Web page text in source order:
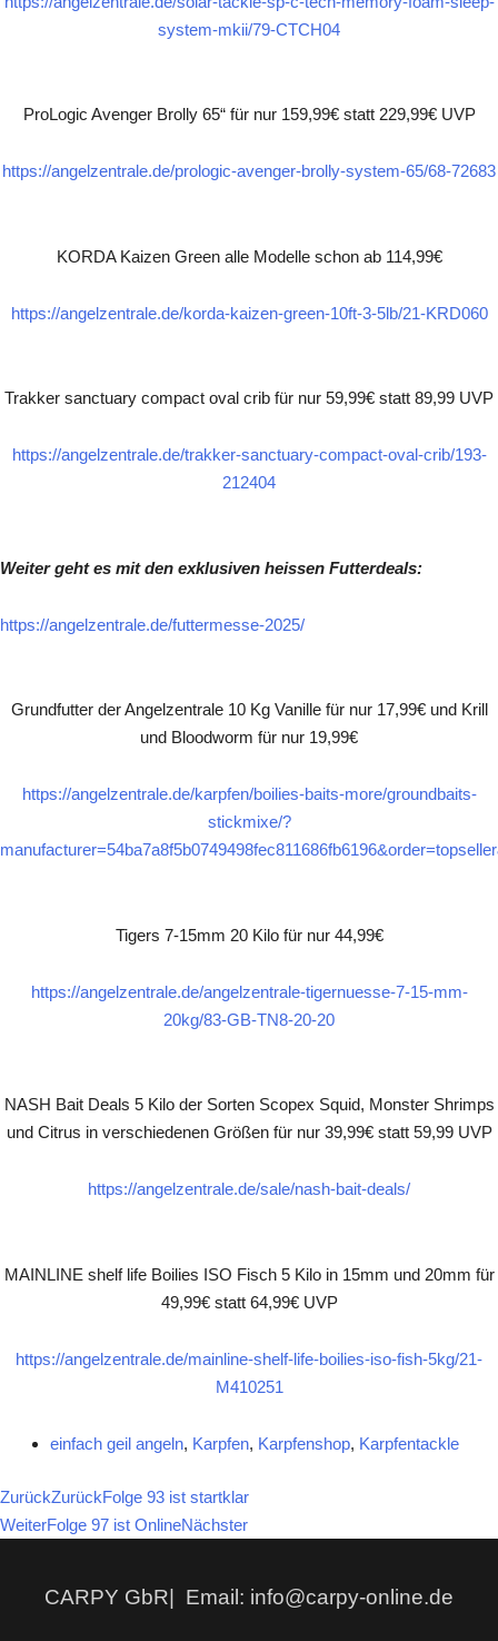
system-mkii/79-CTCH04
ProLogic Avenger Brolly 65“ für nur 159,99€ statt 229,99€ UVP
https://angelzentrale.de/prologic-avenger-brolly-system-65/68-72683
KORDA Kaizen Green alle Modelle schon ab 114,99€
https://angelzentrale.de/korda-kaizen-green-10ft-3-5lb/21-KRD060
Trakker sanctuary compact oval crib für nur 59,99€ statt 89,99 UVP
https://angelzentrale.de/trakker-sanctuary-compact-oval-crib/193-
212404
Weiter geht es mit den exklusiven heissen Futterdeals:
https://angelzentrale.de/futtermesse-2025/
Grundfutter der Angelzentrale 10 Kg Vanille für nur 17,99€ und Krill
und Bloodworm für nur 19,99€
https://angelzentrale.de/karpfen/boilies-baits-more/groundbaits-
stickmixe/?
Tigers 7-15mm 20 Kilo für nur 44,99€
https://angelzentrale.de/angelzentrale-tigernuesse-7-15-mm-
20kg/83-GB-TN8-20-20
NASH Bait Deals 5 Kilo der Sorten Scopex Squid, Monster Shrimps
und Citrus in verschiedenen Größen für nur 39,99€ statt 59,99 UVP
https://angelzentrale.de/sale/nash-bait-deals/
MAINLINE shelf life Boilies ISO Fisch 5 Kilo in 15mm und 20mm für
49,99€ statt 64,99€ UVP
https://angelzentrale.de/mainline-shelf-life-boilies-iso-fish-5kg/21-
M410251
einfach geil angeln, Karpfen, Karpfenshop, Karpfentackle
ZurückZurückFolge 93 ist startklar
WeiterFolge 97 ist OnlineNächster
CARPY GbR| Email: info@carpy-online.de